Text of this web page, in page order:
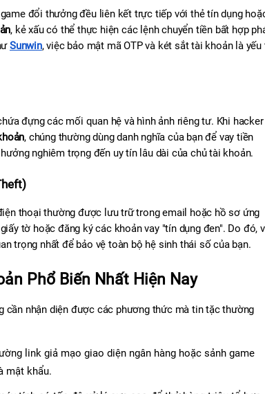
đổi thưởng đều liên kết trực tiếp với thẻ tín dụng
, kẻ xấu có thể thực hiện các lệnh chuyển tiền bất hợp
Sunwin, việc bảo mật mã OTP và két sắt tài khoản là yếu
đựng các mối quan hệ và hình ảnh riêng tư. Khi hacker
, chúng thường dùng danh nghĩa của bạn để vay tiền
nghiêm trọng đến uy tín lâu dài của chủ tài khoản.
thoại thường được lưu trữ trong email hoặc hồ sơ ứng
tờ hoặc đăng ký các khoản vay "tín dụng đen". Do đó,
trọng nhất để bảo vệ toàn bộ hệ sinh thái số của bạn.
Phổ Biến Nhất Hiện Nay
cần nhận diện được các phương thức mà tin tặc thường
mật khẩu.